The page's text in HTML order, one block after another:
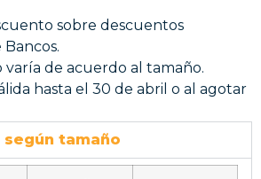
sobre descuentos
varía de acuerdo al tamaño.
hasta el 30 de abril o al agotar
tamaño